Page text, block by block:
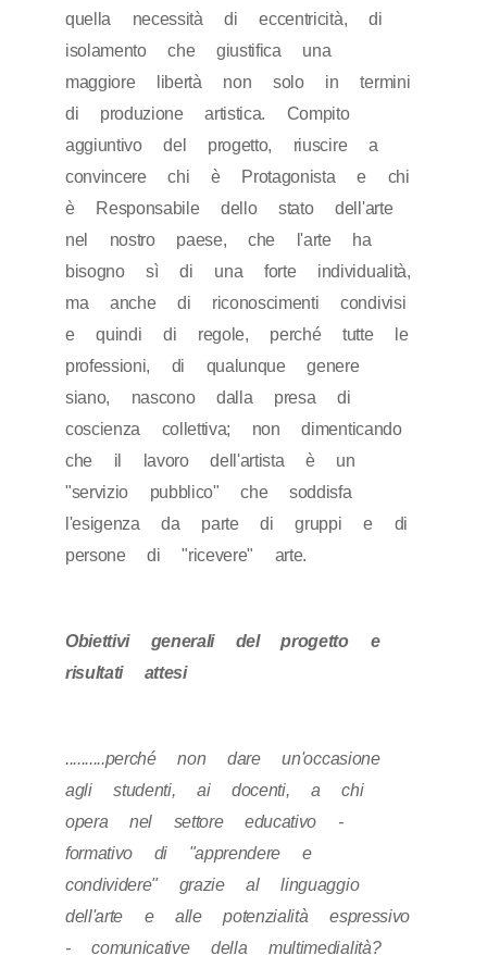
quella necessità di eccentricità, di
isolamento che giustifica una
maggiore libertà non solo in termini
di produzione artistica. Compito
aggiuntivo del progetto, riuscire a
convincere chi è Protagonista e chi
è Responsabile dello stato dell'arte
nel nostro paese, che l'arte ha
bisogno sì di una forte individualità,
ma anche di riconoscimenti condivisi
e quindi di regole, perché tutte le
professioni, di qualunque genere
siano, nascono dalla presa di
coscienza collettiva; non dimenticando
che il lavoro dell'artista è un
"servizio pubblico" che soddisfa
l'esigenza da parte di gruppi e di
persone di "ricevere" arte.
Obiettivi generali del progetto e
risultati attesi
..........perché non dare un'occasione
agli studenti, ai docenti, a chi
opera nel settore educativo -
formativo di "apprendere e
condividere" grazie al linguaggio
dell'arte e alle potenzialità espressivo
- comunicative della multimedialità?